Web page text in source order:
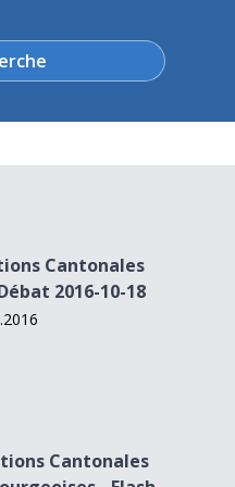
10-18
Cantonales
2016-10-18
- Flash de 14h00
Cantonales